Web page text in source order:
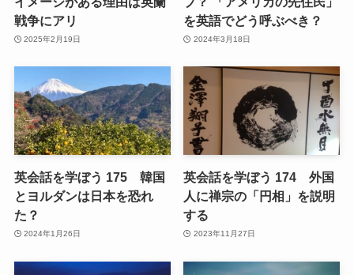
戦争にアリ
2025年2月19日
を英語でどう呼ぶべき？
2024年3月18日
英会話を学ぼう 175 韓国
とヨルダンは日本を恐れ
た？
2024年1月26日
英会話を学ぼう 174 外国
人に禅宗の「円相」を説明
する
2023年11月27日